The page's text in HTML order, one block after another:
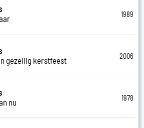
1989
gezellig kerstfeest
2006
nu
1978